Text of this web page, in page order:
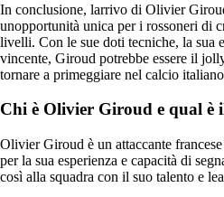
In conclusione, larrivo di Olivier
unopportunità unica per i rossoneri di
livelli. Con le sue doti tecniche, la sua
vincente, Giroud potrebbe essere il
tornare a primeggiare nel calcio
Chi è Olivier Giroud e qual è
Olivier Giroud è un attaccante
per la sua esperienza e capacità di
così alla squadra con il suo talento e